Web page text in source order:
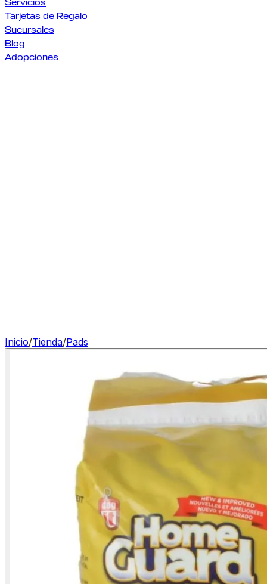
Servicios
Tarjetas de Regalo
Sucursales
Blog
Adopciones
Inicio/Tienda/Pads